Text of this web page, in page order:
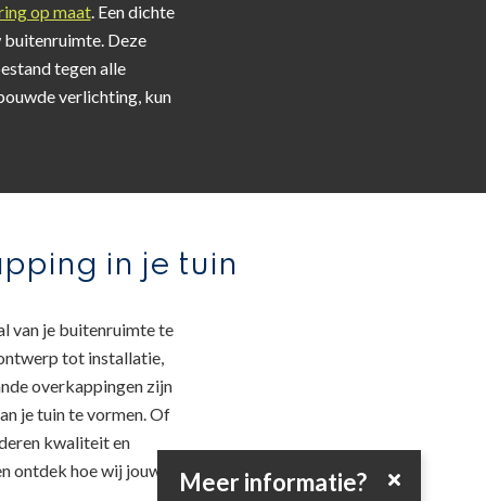
op maat. Een dichte
Deze
tegen alle
verlichting, kun
in je tuin
van je buitenruimte te
tot installatie,
overkappingen zijn
je tuin te vormen. Of
kwaliteit en
ontdek hoe wij jouw
Meer informatie?